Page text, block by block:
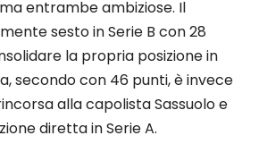
entrambe ambiziose. Il
sesto in Serie B con 28
la propria posizione in
secondo con 46 punti, è invece
alla capolista Sassuolo e
diretta in Serie A.